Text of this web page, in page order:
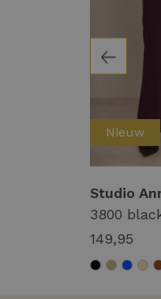
Nieuw
3800
149,95